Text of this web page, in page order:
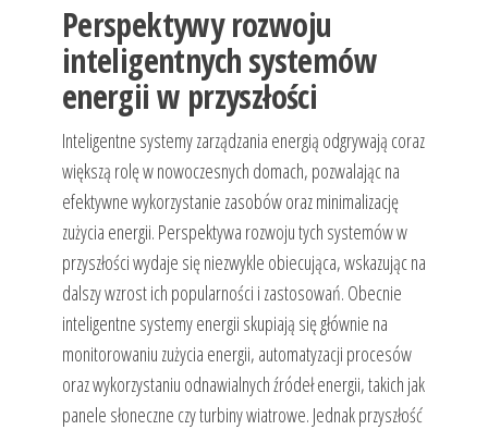
Perspektywy rozwoju
inteligentnych systemów
energii w przyszłości
Inteligentne systemy zarządzania energią odgrywają coraz
większą rolę w nowoczesnych domach, pozwalając na
efektywne wykorzystanie zasobów oraz minimalizację
zużycia energii. Perspektywa rozwoju tych systemów w
przyszłości wydaje się niezwykle obiecująca, wskazując na
dalszy wzrost ich popularności i zastosowań. Obecnie
inteligentne systemy energii skupiają się głównie na
monitorowaniu zużycia energii, automatyzacji procesów
oraz wykorzystaniu odnawialnych źródeł energii, takich jak
panele słoneczne czy turbiny wiatrowe. Jednak przyszłość